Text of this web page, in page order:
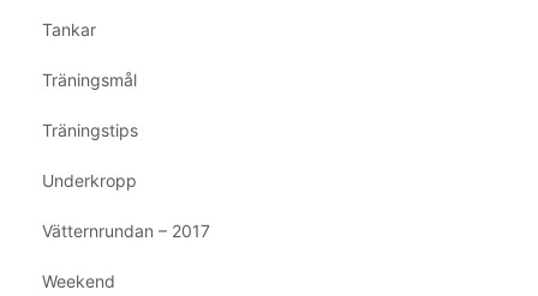
Tankar
Träningsmål
Träningstips
Underkropp
Vätternrundan – 2017
Weekend